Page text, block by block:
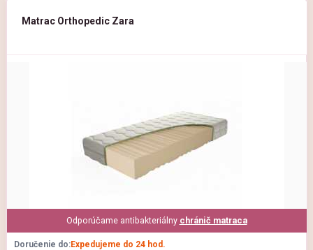
Matrac Orthopedic Zara
Odporúčame antibakteriálny chránič matraca
Doručenie do:Expedujeme do 24 hod.